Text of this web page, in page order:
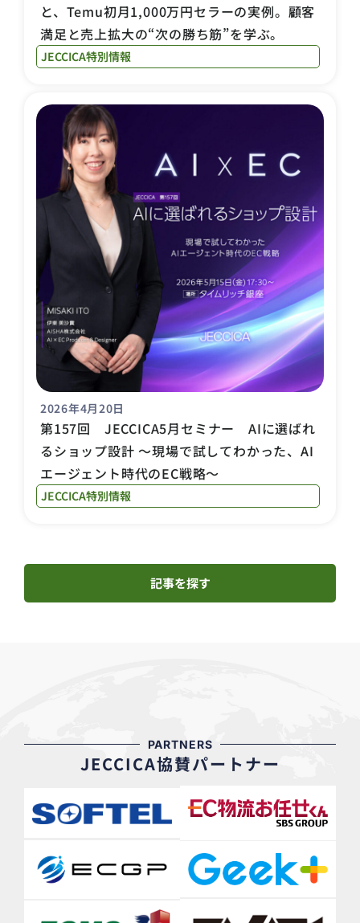
と、Temu初月1,000万円セラーの実例。顧客
満足と売上拡大の“次の勝ち筋”を学ぶ。
JECCICA特別情報
2026年4月20日
第157回 JECCICA5月セミナー AIに選ばれ
るショップ設計 ～現場で試してわかった、AI
エージェント時代のEC戦略～
JECCICA特別情報
記事を探す
PARTNERS
JECCICA協賛パートナー